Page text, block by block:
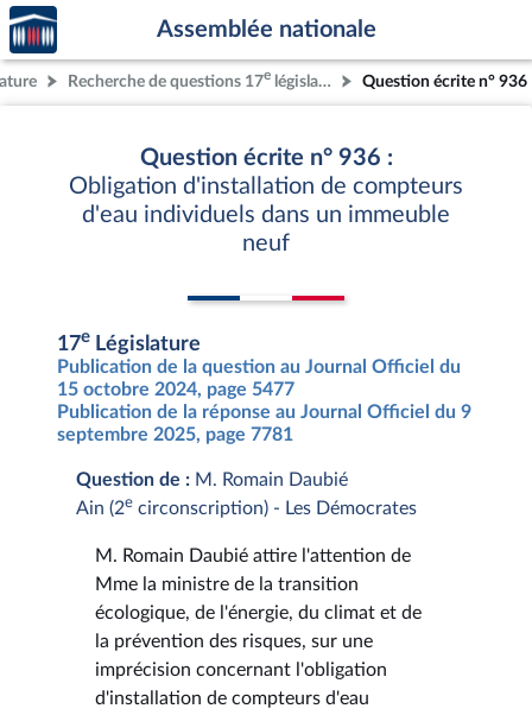
Aller au contenu
Aller en bas de la page
Accèder
à la
page
d'accueil
Assemblée nationale
Recherche de questions 17e législature Question écrite n° 936
Question écrite n° 936 :
Obligation d'installation de compteurs
d'eau individuels dans un immeuble
neuf
17e Législature
Publication de la question au Journal Officiel du
15 octobre 2024, page 5477
Publication de la réponse au Journal Officiel du 9
septembre 2025, page 7781
Question de : M. Romain Daubié
Ain (2e circonscription) - Les Démocrates
M. Romain Daubié attire l'attention de
Mme la ministre de la transition
écologique, de l'énergie, du climat et de
la prévention des risques, sur une
imprécision concernant l'obligation
d'installation de compteurs d'eau